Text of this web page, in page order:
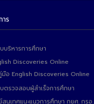
ร
บริหารการศึกษา
Discoveries Online
มือ English Discoveries Online
บตรวจสอบผู้สำเร็จการศึกษา
สนเทศแนะแนวการศึกษา กยศ. กรอ.